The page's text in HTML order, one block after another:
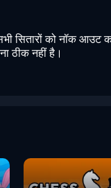
सितारों को नॉक आउट
ठीक नहीं है।